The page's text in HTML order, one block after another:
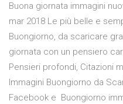
Buona giornata immagini
mar 2018 Le più belle e
Buongiorno, da scaricare
giornata con un pensiero
Pensieri profondi, Citazioni
Immagini Buongiorno da
Facebook e Buongiorno